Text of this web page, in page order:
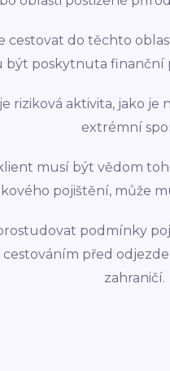
cestovat do těchto
být poskytnuta finanční
riziková aktivita, jako
extrémní
musí být vědom
pojištění, může
podmínky
cestováním před
zahraničí.